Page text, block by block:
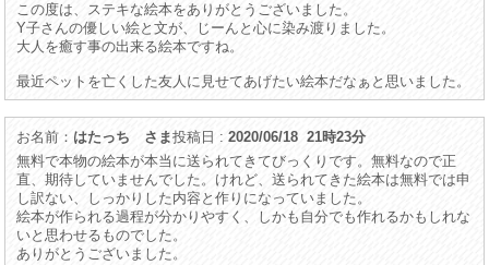
この度は、ステキな絵本をありがとうございました。
Y子さんの優しい絵と文が、じーんと心に染み渡りました。
大人を癒す事の出来る絵本ですね。
最近ペットを亡くした友人に見せてあげたい絵本だなぁと思いました。
お名前： はたっち さま投稿日 :2020/06/18 21時23分
無料で本物の絵本が本当に送られてきてびっくりです。無料なので正
直、期待していませんでした。けれど、送られてきた絵本は無料では申
し訳ない、しっかりした内容と作りになっていました。
絵本が作られる過程が分かりやすく、しかも自分でも作れるかもしれな
いと思わせるものでした。
ありがとうございました。